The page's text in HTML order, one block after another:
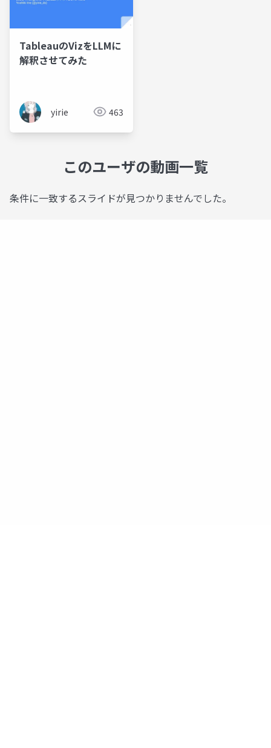
TableauのVizをLLMに
解釈させてみた
yirie 463
このユーザの動画一覧
条件に一致するスライドが見つかりませんでした。